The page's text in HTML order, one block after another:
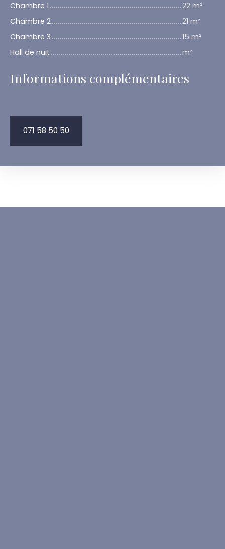
Chambre 1
22 m²
Chambre 2
21 m²
Chambre 3
15 m²
Hall de nuit
m²
Informations complémentaires
071 58 50 50